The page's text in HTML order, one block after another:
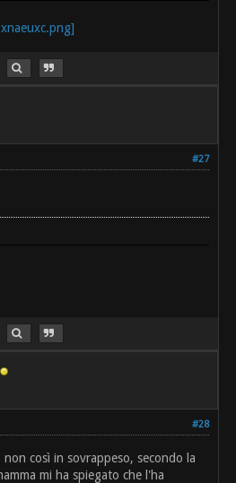
#27
#28
così in sovrappeso, secondo la
mi ha spiegato che l'ha